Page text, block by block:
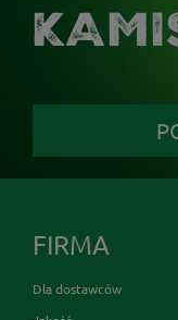
FIRMA
Dla dostawców